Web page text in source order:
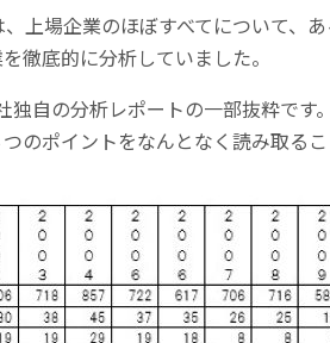
上場企業のほぼすべてについて、
徹底的に分析していました。
自の分析レポートの一部抜粋です
のポイントをなんとなく読み取るこ